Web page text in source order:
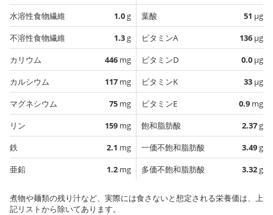
水溶性食物繊維
1.0g
不溶性食物繊維
1.3g
カリウム
446 mg
カルシウム
117 mg
マグネシウム
75 mg
リン
159 mg
鉄
2.1 mg
亜鉛
1.2 mg
葉酸
51 µg
ビタミンA
136 µg
ビタミンD
0.0 µg
ビタミンK
33 µg
ビタミンE
0.9 mg
飽和脂肪酸
2.37g
一価不飽和脂肪酸
3.49g
多価不飽和脂肪酸
3.32g
煮物や麺類の残り汁など、実際には食さないと想定される栄養価は、上
記リストから除いてあります。